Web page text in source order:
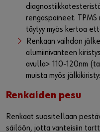
rengaspaineet.
täytyy myös kertoa
Renkaan vaihdon
alumiinivanteen
avulla> 110-120nm
muista myös
Renkaiden pesu
Renkaat suositellaan
säilöön, jotta vanteisiin